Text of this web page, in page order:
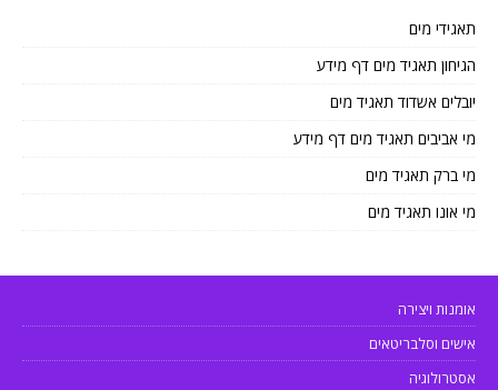
תאגידי מים
הגיחון תאגיד מים דף מידע
יובלים אשדוד תאגיד מים
מי אביבים תאגיד מים דף מידע
מי ברק תאגיד מים
מי אונו תאגיד מים
אומנות ויצירה
אישים וסלבריטאים
אסטרולוגיה